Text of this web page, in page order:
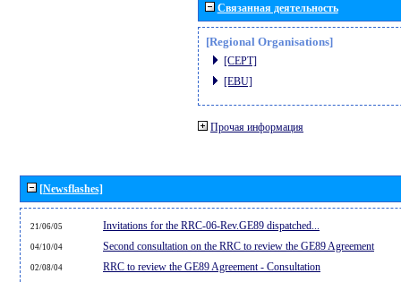
Связанная деятельность
[Regional Organisations]
[CEPT]
[EBU]
Прочая информация
[Newsflashes]
21/06/05 Invitations for the RRC-06-Rev.GE89 dispatched...
04/10/04 Second consultation on the RRC to review the GE89 Agreement
02/08/04 RRC to review the GE89 Agreement - Consultation